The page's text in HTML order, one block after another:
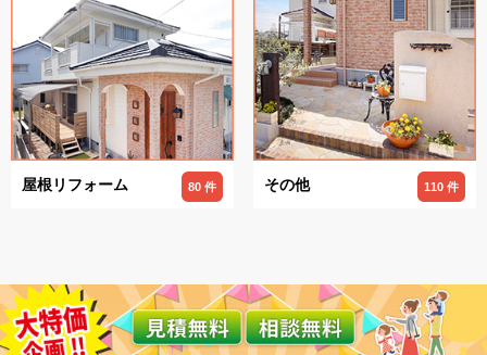
屋根リフォーム 80 件 その他 110 件